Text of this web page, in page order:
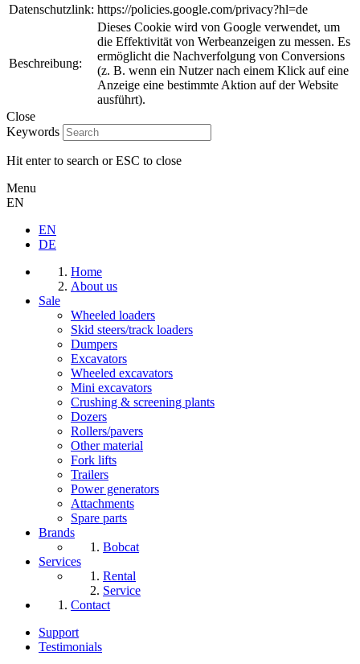
Datenschutzlink: https://policies.google.com/privacy?hl=de
Beschreibung:
Dieses Cookie wird von Google verwendet, um
die Effektivität von Werbeanzeigen zu messen. Es
ermöglicht die Nachverfolgung von Conversions
(z. B. wenn ein Nutzer nach einem Klick auf eine
Anzeige eine bestimmte Aktion auf der Website
ausführt).
Close
Keywords
Hit enter to search or ESC to close
Menu
EN
EN
DE
Home
About us
Sale
Wheeled loaders
Skid steers/track loaders
Dumpers
Excavators
Wheeled excavators
Mini excavators
Crushing & screening plants
Dozers
Rollers/pavers
Other material
Fork lifts
Trailers
Power generators
Attachments
Spare parts
Brands
Bobcat
Services
Rental
Service
Contact
Support
Testimonials